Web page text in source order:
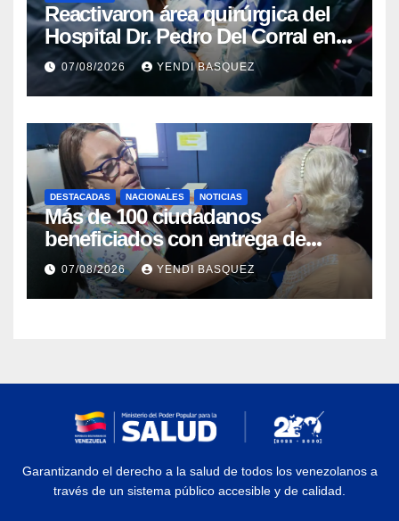
Reactivaron área quirúrgica del
Hospital Dr. Pedro Del Corral en
Guárico
07/08/2026 YENDI BASQUEZ
DESTACADAS NACIONALES NOTICIAS
Más de 100 ciudadanos
beneficiados con entrega de
prótesis auditivas en el Centro de
Rehabilitación J.J. Arvelo
07/08/2026 YENDI BASQUEZ
Garantizando el derecho a la salud de todos los venezolanos a
través de un sistema público accesible y de calidad.